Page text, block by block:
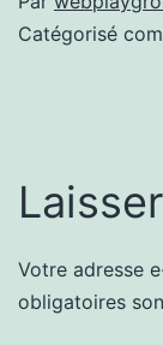
Catégorisé
Votre adresse
obligatoires